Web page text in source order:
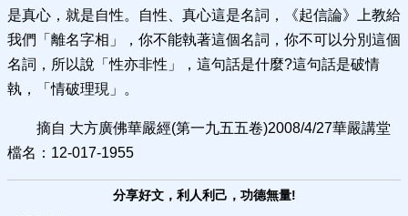
是真心，就是自性。自性、真心這是名詞，《起信論》上教給
我們「離名字相」，你不能執著這個名詞，你不可以分別這個
名詞，所以說「性亦非性」，這句話是什麼?這句話是破情
執，「情破理現」。
摘自 大方廣佛華嚴經(第一九五五卷)2008/4/27華嚴講堂
檔名：12-017-1955
分享好文，利人利己，功德無量!